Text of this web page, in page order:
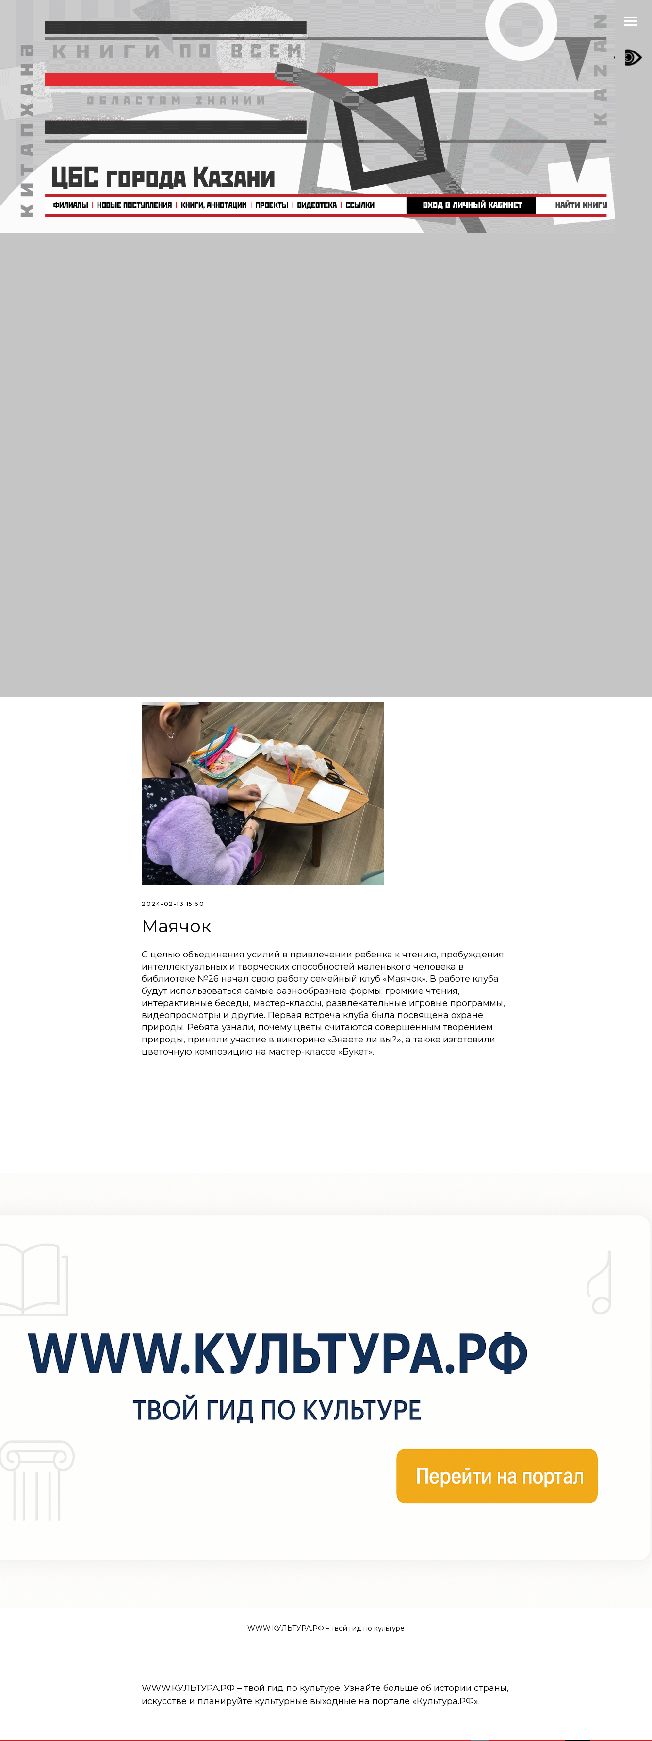
2024-02-13 15:50
Маячок
С целью объединения усилий в привлечении ребенка к чтению, пробуждения
интеллектуальных и творческих способностей маленького человека в
библиотеке №26 начал свою работу семейный клуб «Маячок». В работе клуба
будут использоваться самые разнообразные формы: громкие чтения,
интерактивные беседы, мастер-классы, развлекательные игровые программы,
видеопросмотры и другие. Первая встреча клуба была посвящена охране
природы. Ребята узнали, почему цветы считаются совершенным творением
природы, приняли участие в викторине «Знаете ли вы?», а также изготовили
цветочную композицию на мастер-классе «Букет».
WWW.КУЛЬТУРА.РФ – твой гид по культуре
WWW.КУЛЬТУРА.РФ – твой гид по культуре. Узнайте больше об истории страны,
искусстве и планируйте культурные выходные на портале «Культура.РФ».